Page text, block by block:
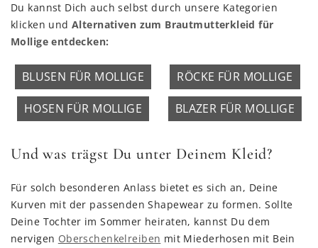
Du kannst Dich auch selbst durch unsere Kategorien
klicken undAlternativen zum Brautmutterkleid für
Mollige entdecken:
BLUSEN FÜR MOLLIGE RÖCKE FÜR MOLLIGE
HOSEN FÜR MOLLIGE BLAZER FÜR MOLLIGE
Und was trägst Du unter Deinem Kleid?
Für solch besonderen Anlass bietet es sich an, Deine
Kurven mit der passenden Shapewear zu formen. Sollte
Deine Tochter im Sommer heiraten, kannst Du dem
nervigen Oberschenkelreiben mit Miederhosen mit Bein